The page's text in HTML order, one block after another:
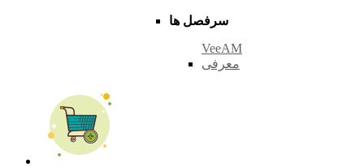
سرفصل ها
VeeAM
معرفی